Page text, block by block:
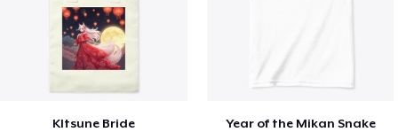
KItsune Bride Year of the Mikan Snake